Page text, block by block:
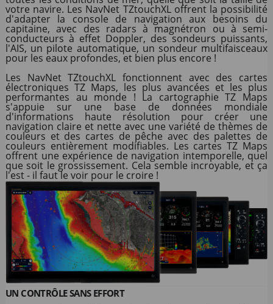
votre navire. Les NavNet TZtouchXL offrent la possibilité
d'adapter la console de navigation aux besoins du
capitaine, avec des radars à magnétron ou à semi-
conducteurs à effet Doppler, des sondeurs puissants,
l'AIS, un pilote automatique, un sondeur multifaisceaux
pour les eaux profondes, et bien plus encore !
Les NavNet TZtouchXL fonctionnent avec des cartes
électroniques TZ Maps, les plus avancées et les plus
performantes au monde ! La cartographie TZ Maps
s'appuie sur une base de données mondiale
d'informations haute résolution pour créer une
navigation claire et nette avec une variété de thèmes de
couleurs et des cartes de pêche avec des palettes de
couleurs entièrement modifiables. Les cartes TZ Maps
offrent une expérience de navigation intemporelle, quel
que soit le grossissement. Cela semble incroyable, et ça
l'est - il faut le voir pour le croire !
UN CONTRÔLE SANS EFFORT